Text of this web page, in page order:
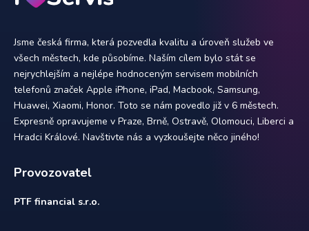
Jsme česká firma, která pozvedla kvalitu a úroveň služeb ve
všech městech, kde působíme. Naším cílem bylo stát se
nejrychlejším a nejlépe hodnoceným servisem mobilních
telefonů značek Apple iPhone, iPad, Macbook, Samsung,
Huawei, Xiaomi, Honor. Toto se nám povedlo již v 6 městech.
Expresně opravujeme v Praze, Brně, Ostravě, Olomouci, Liberci a
Hradci Králové. Navštivte nás a vyzkoušejte něco jiného!
Provozovatel
PTF financial s.r.o.